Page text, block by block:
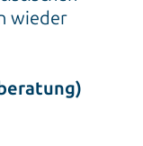
wieder